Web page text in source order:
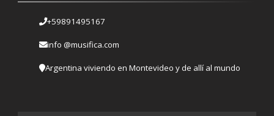
+59891495167
info @musifica.com
Argentina viviendo en Montevideo y de allí al mundo